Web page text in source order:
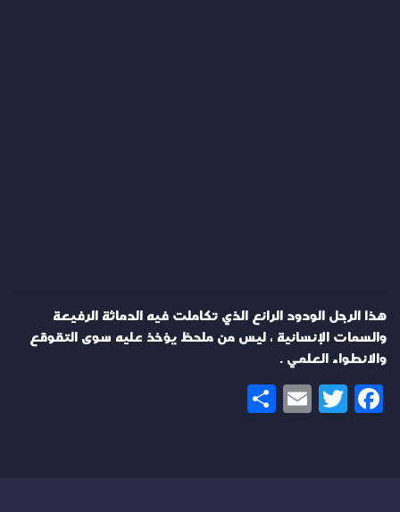
هذا الرجل الودود الرائع الذي تكاملت فيه الدماثة الرفيعة
والسمات الإنسانية ، ليس من ملحظ يؤخذ عليه سوى التقوقع
والانطواء العلمي .
Facebook
Twitter
Email